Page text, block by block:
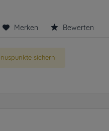
Merken Bewerten
sichern